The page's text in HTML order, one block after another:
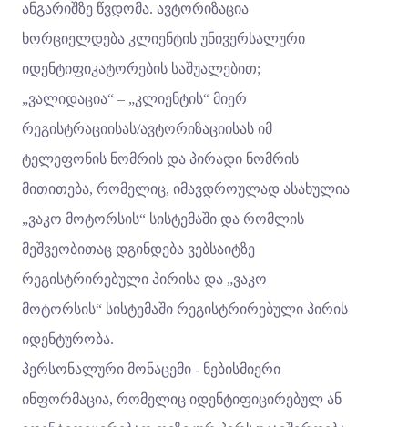
ანგარიშზე წვდომა. ავტორიზაცია
ხორციელდება კლიენტის უნივერსალური
იდენტიფიკატორების საშუალებით;
„ვალიდაცია“ – „კლიენტის“ მიერ
რეგისტრაციისას/ავტორიზაციისას იმ
ტელეფონის ნომრის და პირადი ნომრის
მითითება, რომელიც, იმავდროულად ასახულია
„ვაკო მოტორსის“ სისტემაში და რომლის
მეშვეობითაც დგინდება ვებსაიტზე
რეგისტრირებული პირისა და „ვაკო
მოტორსის“ სისტემაში რეგისტრირებული პირის
იდენტურობა.
პერსონალური მონაცემი - ნებისმიერი
ინფორმაცია, რომელიც იდენტიფიცირებულ ან